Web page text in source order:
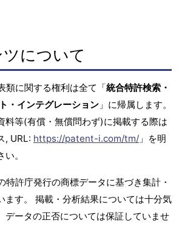
について
類に関する権利は全て「統合特許検索・
・インテグレーション 」に帰属します。
料等(有償・無償問わず)に掲載する際は
, URL: https://patent-i.com/tm/ 」を明
。
特許庁発行の商標データに基づき集計・
ます。 掲載・分析結果については十分気
データの正否については保証していませ